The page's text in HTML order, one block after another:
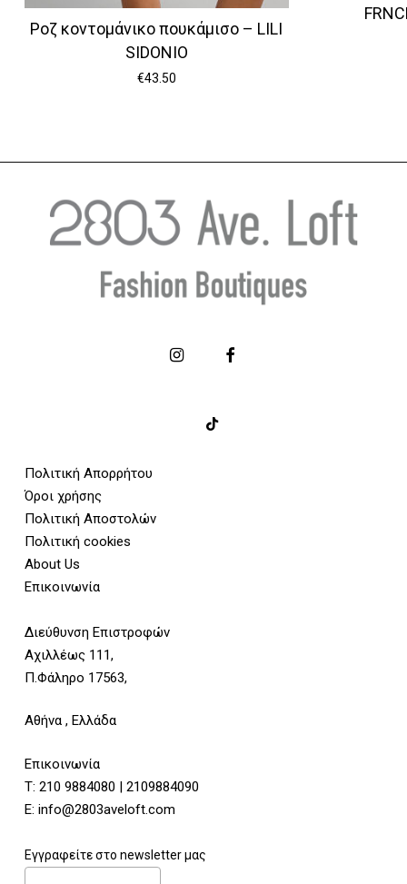
Ροζ κοντομάνικο πουκάμισο – LILI
SIDONIO
€43.50
Πολιτική Απορρήτου
Όροι χρήσης
Πολιτική Αποστολών
Πολιτική cookies
About Us
Επικοινωνία
Διεύθυνση Επιστροφών
Αχιλλέως 111,
Π.Φάληρο 17563,
Αθήνα , Ελλάδα
Επικοινωνία
Τ: 210 9884080 | 2109884090
E: info@2803aveloft.com
Εγγραφείτε στο newsletter μας